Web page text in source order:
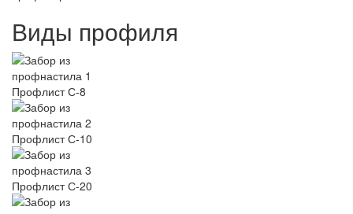
Виды профиля
Профлист С-8
Профлист С-10
Профлист С-20